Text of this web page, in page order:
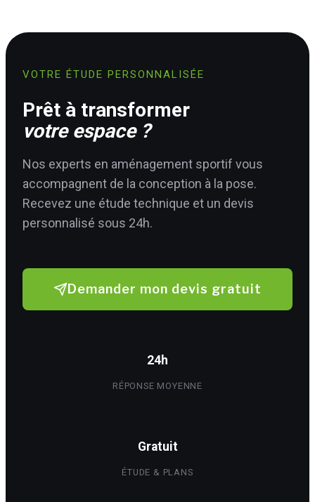
VOTRE ÉTUDE PERSONNALISÉE
Prêt à transformer
votre espace ?
Nos experts en aménagement sportif vous
accompagnent de la conception à la pose.
Recevez une étude technique et un devis
personnalisé sous 24h.
Demander mon devis gratuit
24h
RÉPONSE MOYENNE
Gratuit
ÉTUDE & PLANS